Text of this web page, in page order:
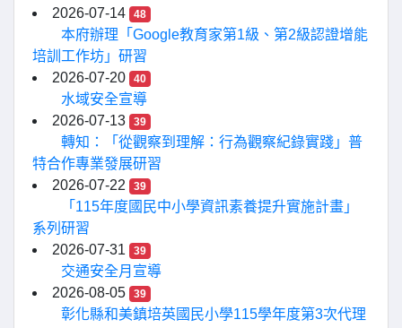
2026-07-14
48
本府辦理「Google教育家第1級、第2級認證增能
培訓工作坊」研習
2026-07-20
40
水域安全宣導
2026-07-13
39
轉知：「從觀察到理解：行為觀察紀錄實踐」普
特合作專業發展研習
2026-07-22
39
「115年度國民中小學資訊素養提升實施計畫」
系列研習
2026-07-31
39
交通安全月宣導
2026-08-05
39
彰化縣和美鎮培英國民小學115學年度第3次代理